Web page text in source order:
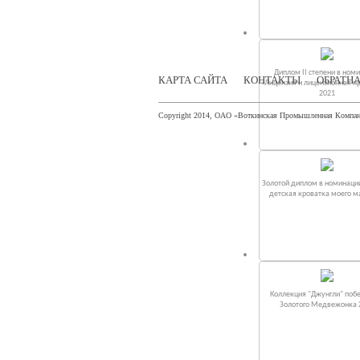
Диплом II степени в
«Лицензия и лицензионная
2021
Золотой диплом в
детская кроватка моего
Коллекция "Джунгли"
Золотого Медвежонка
КАРТА САЙТА КОНТАКТЫ
Copyright 2014, ОАО «Воткинская Промышленная